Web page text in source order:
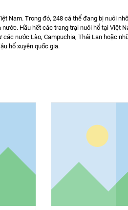
Nam. Trong đó, 248 cá thể đang bị nuôi
Hầu hết các trang trại nuôi hổ tại Việt
nước Lào, Campuchia, Thái Lan hoặc
hổ xuyên quốc gia.